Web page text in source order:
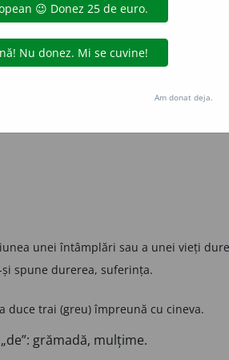
unei întâmplări sau a unei vieți
spune durerea, suferința.
duce trai (greu) împreună cu cineva.
grămadă, mulțime.
Am donat deja.